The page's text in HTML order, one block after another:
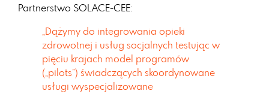
Partnerstwo SOLACE-CEE:
„Dążymy do integrowania opieki
zdrowotnej i usług socjalnych testując w
pięciu krajach model programów
(„pilots”) świadczących skoordynowane
usługi wyspecjalizowane